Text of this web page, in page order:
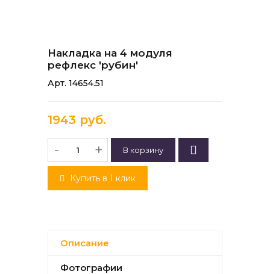
Накладка на 4 модуля
рефлекс 'рубин'
Арт. 14654.51
1943 руб.
- +
Купить в 1 клик
Описание
Фотографии